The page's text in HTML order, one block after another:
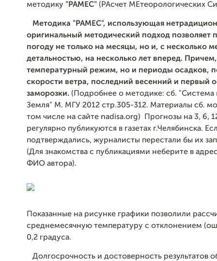
методику "РАМЕС" (РАсчет МЕтеорологических
Методика "РАМЕС", использующая
оригинальный методический подход позволяет
погоду не только на месяцы, но и, с несколько
детальностью, на несколько лет вперед.
температурный режим, но и периоды осадков,
скорости ветра, последний весенний и первый
заморозки. (Подробнее о методике: сб. "Система
Земля" М. МГУ 2012 стр.305-312. Материалы сб.
том числе на сайте nadisa.org) Прогнозы на 3, 6,
регулярно публикуются в газетах г.Челябинска.
подтверждались, журналисты перестали бы их
(Для знакомства с публикациями неберите в
ФИО автора).
Показанные на рисунке графики позволили
среднемесячную температуру с отклонением
0,2 градуса.
Долгосрочность и достоверность результатов